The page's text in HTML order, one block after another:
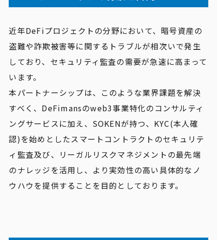
近年DeFiプロジェクトの分野において、暗号資産の
盗難や詐欺被害等に関するトラブルが相次いで発生
しており、セキュリティ監査の需要が急速に高まって
います。
本パートナーシップは、このような業界課題を解決
すべく、DeFimansのweb3事業特化のコンサルティ
ングサービスに加え、SOKENが持つ、KYC(本人確
認)を始めとしたスマートコントラクトのセキュリテ
ィ監査及び、リーガルリスクマネジメントの最先端
のナレッジを活用し、より実効性の高い具体的なノ
ウハウを提供することを目的としております。